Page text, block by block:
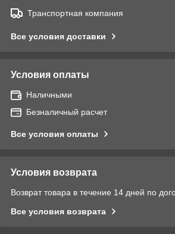
Транспортная компания
Все условия доставки
Условия оплаты
Наличными
Безналичный расчет
Все условия оплаты
Условия возврата
Возврат товара в течение 14 дней по
Все условия возврата